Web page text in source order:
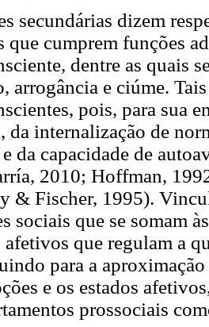
secundárias dizem
que cumprem funções
dentre as quais
arrogância e ciúme.
pois, para sua
da internalização de
da capacidade de
2010; Hoffman,
& Fischer, 1995).
sociais que se somam
afetivos que regulam a
para a
e os estados
prossociais